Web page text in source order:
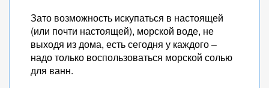
Зато возможность искупаться в настоящей
(или почти настоящей), морской воде, не
выходя из дома, есть сегодня у каждого –
надо только воспользоваться морской солью
для ванн.